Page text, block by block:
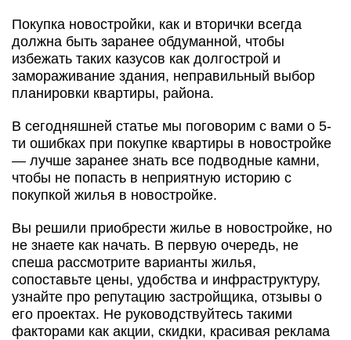
Покупка новостройки, как и вторички всегда
должна быть заранее обдуманной, чтобы
избежать таких казусов как долгострой и
замораживание здания, неправильный выбор
планировки квартиры, района.
В сегодняшней статье мы поговорим с вами о 5-
ти ошибках при покупке квартиры в новостройке
— лучше заранее знать все подводные камни,
чтобы не попасть в неприятную историю с
покупкой жилья в новостройке.
Вы решили приобрести жилье в новостройке, но
не знаете как начать. В первую очередь, не
спеша рассмотрите варианты жилья,
сопоставьте цены, удобства и инфраструктуру,
узнайте про репутацию застройщика, отзывы о
его проектах. Не руководствуйтесь такими
факторами как акции, скидки, красивая реклама